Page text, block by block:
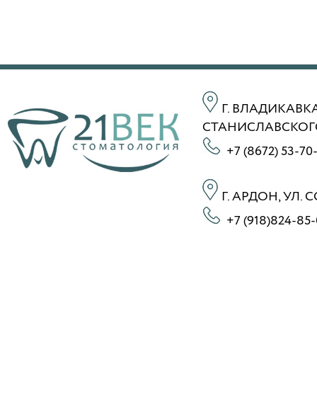
Г.
+7 (8672) 53-
Г. АРДОН, УЛ.
+7 (918)824-